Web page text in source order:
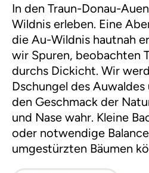
In den Traun-Donau-
Wildnis erleben. Eine
die Au-Wildnis hautnah
wir Spuren, beobachten
durchs Dickicht. Wir
Dschungel des
den Geschmack der
und Nase wahr. Kleine
oder notwendige
umgestürzten Bäumen